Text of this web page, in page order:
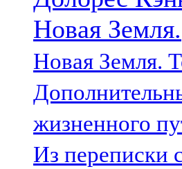
Новая Земля.
Новая Земля.
жизненного
Из переписки